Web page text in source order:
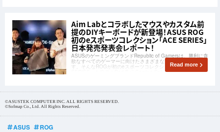
Aim Labとコラボしたマウスやカスタム前
提のDIYキーボードが新登場！ASUS ROG
初のeスポーツコレクション「ACE SERIES」
日本発売発表会レポート！
ASUSのゲーミングブランドRepublic of Gamersは、勝利に貪
欲なすべてのゲーマーに向けたさまざまな製品を展開していま
す。そんなROGが初のeスポーツコレクション「ACE
SERIES」を発表！Red Bull Gaming Sphere Tokyoで行われた
Read more
©ASUSTEK COMPUTER INC. ALL RIGHTS RESERVED.
©Sofmap Co., Ltd. All Rights Reserved.
ASUS ROG